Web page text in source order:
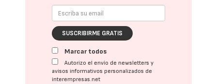
SUSCRIBIRME GRATIS
Marcar todos
Autorizo el envío de newsletters y
avisos informativos personalizados de
interempresas.net